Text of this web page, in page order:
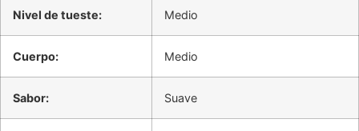
Nivel de tueste: Medio
Cuerpo: Medio
Sabor: Suave